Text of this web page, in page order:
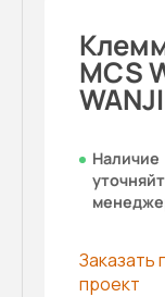
MCS
Наличие
Заказать
проект